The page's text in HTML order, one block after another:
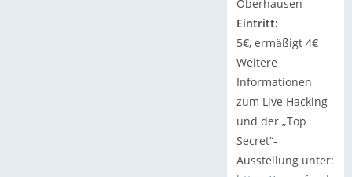
Oberhausen
Eintritt:
5€, ermäßigt 4€
Weitere
Informationen
zum Live Hacking
und der „Top
Secret“-
Ausstellung unter: